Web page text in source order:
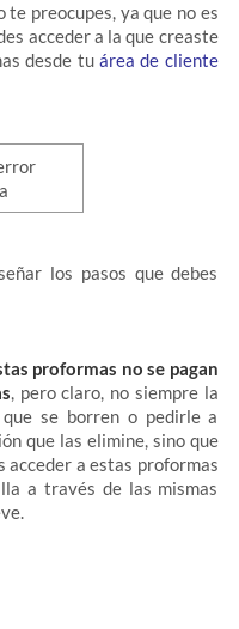
te preocupes, ya que no es
acceder a la que creaste
desde tu área de cliente
los pasos que debes
proformas no se pagan
, pero claro, no siempre la
se borren o pedirle a
que las elimine, sino que
acceder a estas proformas
a través de las mismas